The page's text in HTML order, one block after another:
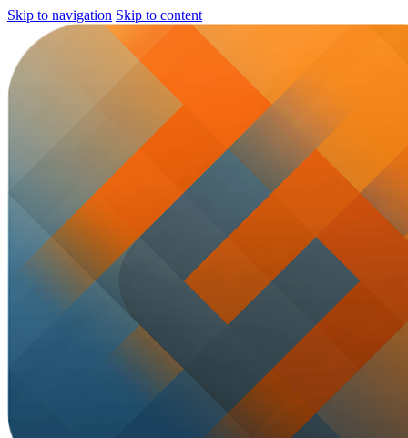
Skip to navigation Skip to content